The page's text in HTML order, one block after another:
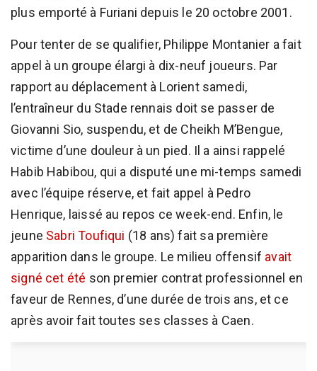
plus emporté à Furiani depuis le 20 octobre 2001.
Pour tenter de se qualifier, Philippe Montanier a fait
appel à un groupe élargi à dix-neuf joueurs. Par
rapport au déplacement à Lorient samedi,
l’entraîneur du Stade rennais doit se passer de
Giovanni Sio, suspendu, et de Cheikh M’Bengue,
victime d’une douleur à un pied. Il a ainsi rappelé
Habib Habibou, qui a disputé une mi-temps samedi
avec l’équipe réserve, et fait appel à Pedro
Henrique, laissé au repos ce week-end. Enfin, le
jeune Sabri Toufiqui (18 ans) fait sa première
apparition dans le groupe. Le milieu offensif avait
signé cet été son premier contrat professionnel en
faveur de Rennes, d’une durée de trois ans, et ce
après avoir fait toutes ses classes à Caen.